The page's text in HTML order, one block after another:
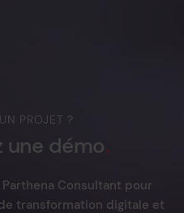
PROJET ?
une démo
Consultant pour
transformation digitale et